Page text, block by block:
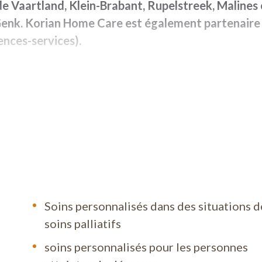
Vaartland, Klein-Brabant, Rupelstreek, Malines
Korian Home Care est également
services).
de soins, peut faire appel à notre service
un service de nettoyage.
et de soins à domicile supplémentaires,
plusieurs groupes spécifiques ayant des besoins
Soins personnalisés dans des situations
soins palliatifs
soins personnalisés pour les personnes